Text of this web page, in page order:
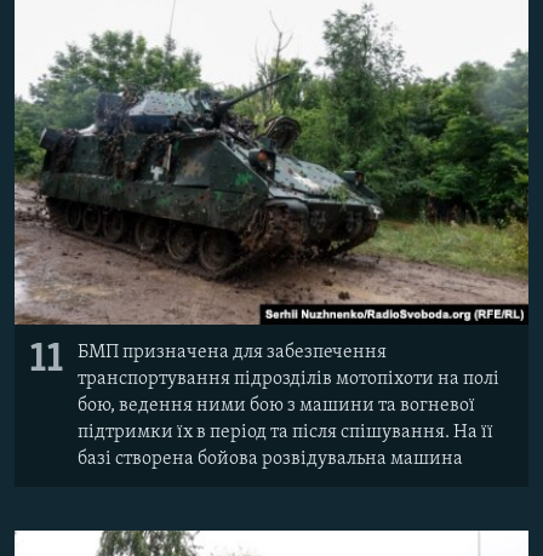
11
БМП призначена для забезпечення
транспортування підрозділів мотопіхоти на полі
бою, ведення ними бою з машини та вогневої
підтримки їх в період та після спішування. На її
базі створена бойова розвідувальна машина